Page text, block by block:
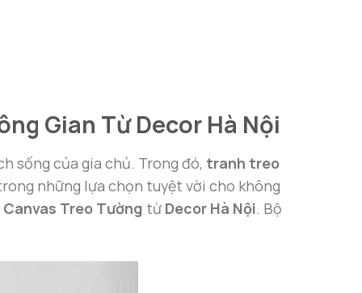
Gian Từ Decor Hà Nội
sống của gia chủ. Trong đó, tranh treo
những lựa chọn tuyệt vời cho không
Canvas Treo Tường từ Decor Hà Nội. Bộ